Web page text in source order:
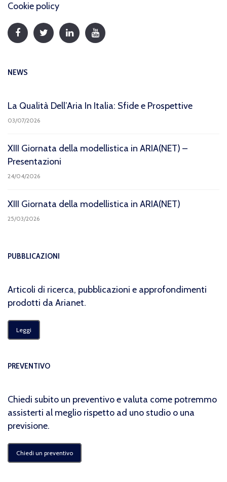
Cookie policy
NEWS
La Qualità Dell’Aria In Italia: Sfide e Prospettive
03/07/2026
XIII Giornata della modellistica in ARIA(NET) –
Presentazioni
24/04/2026
XIII Giornata della modellistica in ARIA(NET)
25/03/2026
PUBBLICAZIONI
Articoli di ricerca, pubblicazioni e approfondimenti
prodotti da Arianet.
Leggi
PREVENTIVO
Chiedi subito un preventivo e valuta come potremmo
assisterti al meglio rispetto ad uno studio o una
previsione.
Chiedi un preventivo